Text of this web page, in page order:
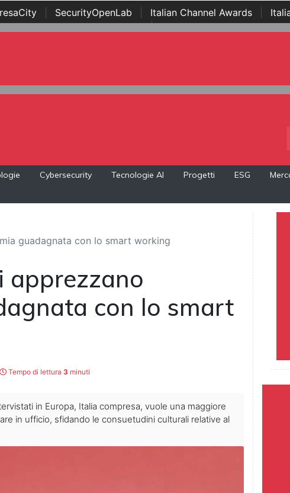
SecurityOpenLab Italian Channel Awards
Awards | ...
Cybersecurity Tecnologie AI Progetti ESG
guadagnata con lo smart working
apprezzano
con lo smart
Tempo di lettura 3 minuti
in Europa, Italia compresa, vuole una maggiore
in ufficio, sfidando le consuetudini culturali relative al